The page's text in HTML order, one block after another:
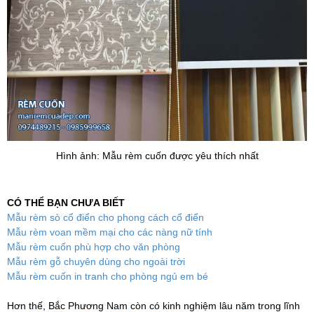
Hình ảnh: Mẫu rèm cuốn được yêu thích nhất
CÓ THỂ BẠN CHƯA BIẾT
Mẫu rèm sò cổ điển cho phong cách cổ điển
Mẫu rèm voan mềm mại cho các nàng nữ tính
Mẫu rèm cuốn phù hợp cho văn phòng
Mẫu rèm gỗ chuyên dùng cho ngoài trời
Mẫu rèm cuốn in tranh cho phòng ngủ em bé
Hơn thế, Bắc Phương Nam còn có kinh nghiệm lâu năm trong lĩnh